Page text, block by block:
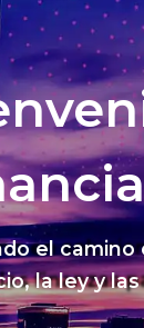
el
la ley y